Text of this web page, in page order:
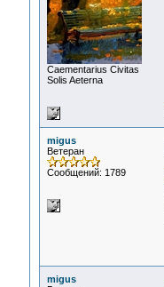
Сaementarius Civitas
Solis Aeterna
migus
Ветеран
Сообщений: 1789
migus